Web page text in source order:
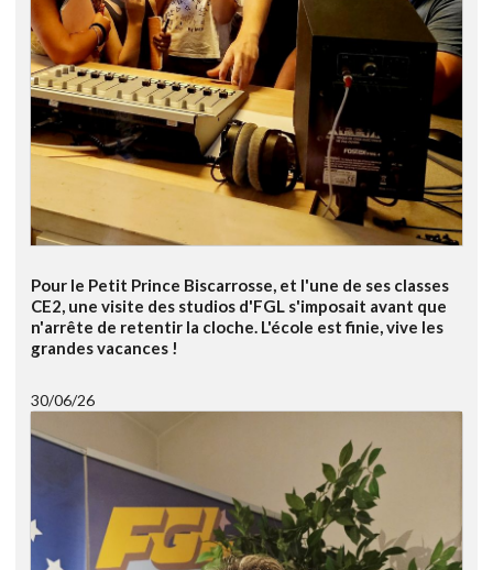
Pour le Petit Prince Biscarrosse, et l'une de ses classes
CE2, une visite des studios d'FGL s'imposait avant que
n'arrête de retentir la cloche. L'école est finie, vive les
grandes vacances !
30/06/26